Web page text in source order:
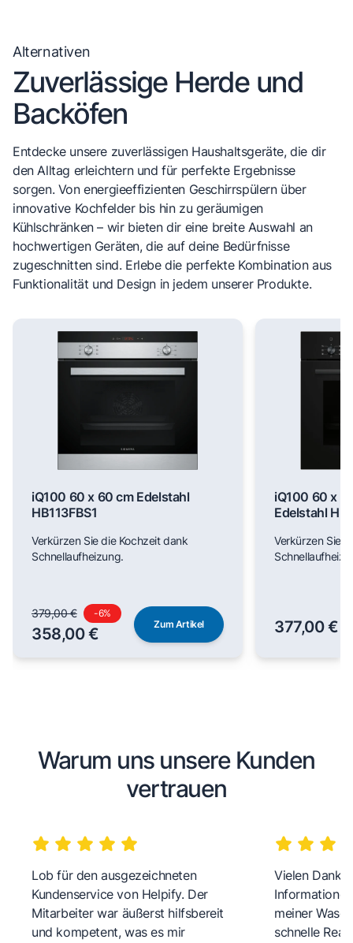
Alternativen
Zuverlässige Herde und
Backöfen
Entdecke unsere zuverlässigen Haushaltsgeräte, die dir
den Alltag erleichtern und für perfekte Ergebnisse
sorgen. Von energieeffizienten Geschirrspülern über
innovative Kochfelder bis hin zu geräumigen
Kühlschränken – wir bieten dir eine breite Auswahl an
hochwertigen Geräten, die auf deine Bedürfnisse
zugeschnitten sind. Erlebe die perfekte Kombination aus
Funktionalität und Design in jedem unserer Produkte.
iQ100 60 x 60 cm Edelstahl
HB113FBS1
Verkürzen Sie die Kochzeit dank
Schnellaufheizung.
379,00 € -6%
358,00 €
Zum Artikel
iQ100 60 x
Edelstahl
Verkürzen Sie
377,00 €
Warum uns unsere Kunden
vertrauen
Lob für den ausgezeichneten
Kundenservice von Helpify. Der
Mitarbeiter war äußerst hilfsbereit
und kompetent, was es mir
Vielen Dank
meiner
schnelle